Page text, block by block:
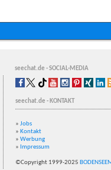
seechat.de - SOCIAL-MEDIA
seechat.de - KONTAKT
» Jobs
» Kontakt
» Werbung
» Impressum
©Copyright 1999-2025